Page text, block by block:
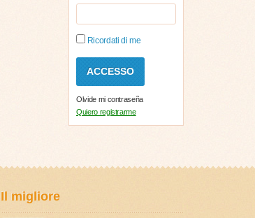
Ricordati di me
Olvide mi contraseña
Quiero registrarme
Il migliore